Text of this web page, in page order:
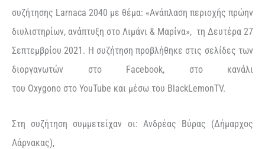
συζήτησης Larnaca 2040 με θέμα: «Ανάπλαση περιοχής πρώην
διυλιστηρίων, ανάπτυξη στο Λιμάνι & Μαρίνα», τη Δευτέρα 27
Σεπτεμβρίου 2021. Η συζήτηση προβλήθηκε στις σελίδες των
διοργανωτών στο Facebook, στο κανάλι
του Oxygono στο YouTube και μέσω του BlackLemonTV.
Στη συζήτηση συμμετείχαν οι: Ανδρέας Βύρας (Δήμαρχος
Λάρνακας),